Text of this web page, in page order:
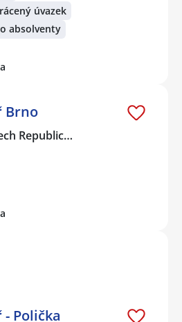
úvazek
absolventy
Brno
Republic…
Polička